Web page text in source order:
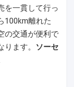
を一貫して行っ
100km離れた
の交通が便利で
ます。
ソーセ